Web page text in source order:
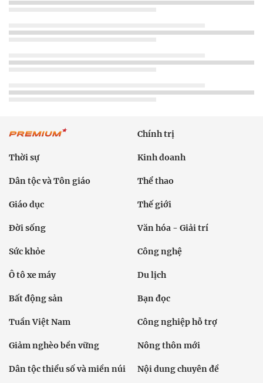
Chính trị
Thời sự Kinh doanh
Dân tộc và Tôn giáo Thể thao
Giáo dục Thế giới
Đời sống Văn hóa - Giải trí
Sức khỏe Công nghệ
Ô tô xe máy Du lịch
Bất động sản Bạn đọc
Tuần Việt Nam Công nghiệp hỗ trợ
Giảm nghèo bền vững Nông thôn mới
Dân tộc thiểu số và miền núi Nội dung chuyên đề